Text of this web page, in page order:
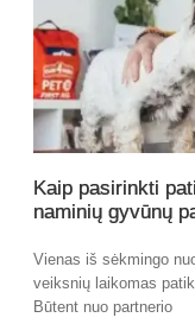
Kaip pasirinkti
naminių gyvūnų
Vienas iš sėkmingo
veiksnių laikomas
Būtent nuo partnerio